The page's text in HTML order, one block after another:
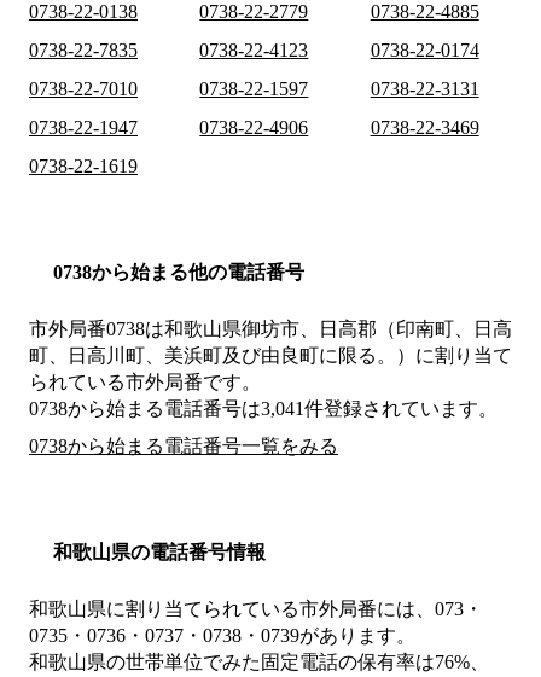
0738-22-0138
0738-22-2779
0738-22-4885
0738-22-7835
0738-22-4123
0738-22-0174
0738-22-7010
0738-22-1597
0738-22-3131
0738-22-1947
0738-22-4906
0738-22-3469
0738-22-1619
0738から始まる他の電話番号
市外局番0738は和歌山県御坊市、日高郡（印南町、日高
町、日高川町、美浜町及び由良町に限る。） に割り当て
られている市外局番です。
0738から始まる電話番号は3,041件登録されています。
0738から始まる電話番号一覧をみる
和歌山県の電話番号情報
和歌山県に割り当てられている市外局番には、073・
0735・0736・0737・0738・0739があります。
和歌山県の世帯単位でみた固定電話の保有率は76%、